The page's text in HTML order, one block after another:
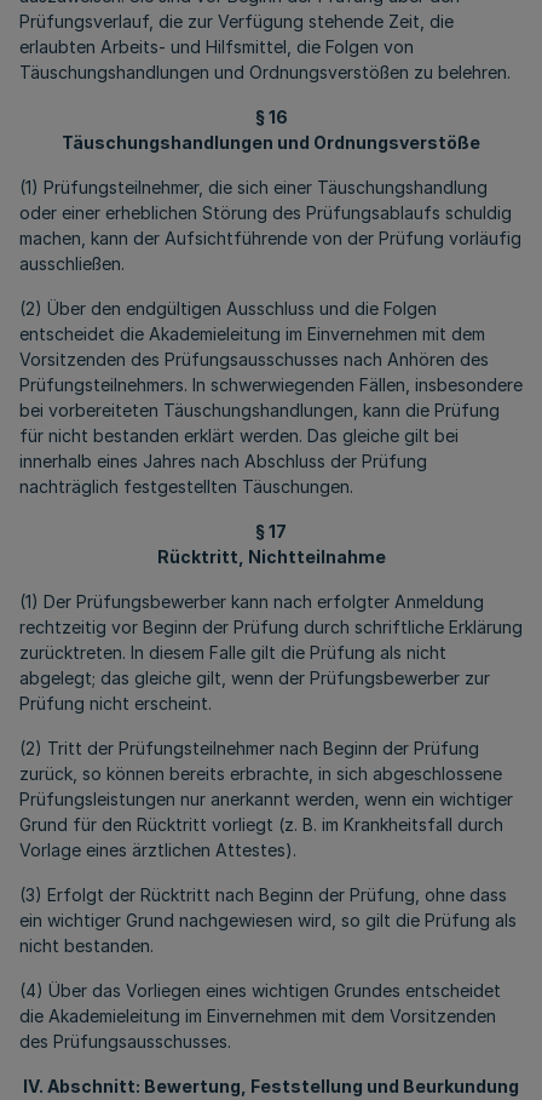
Prüfungsverlauf, die zur Verfügung stehende Zeit, die
erlaubten Arbeits- und Hilfsmittel, die Folgen von
Täuschungshandlungen und Ordnungsverstößen zu belehren.
§ 16
Täuschungshandlungen und Ordnungsverstöße
(1) Prüfungsteilnehmer, die sich einer Täuschungshandlung
oder einer erheblichen Störung des Prüfungsablaufs schuldig
machen, kann der Aufsichtführende von der Prüfung vorläufig
ausschließen.
(2) Über den endgültigen Ausschluss und die Folgen
entscheidet die Akademieleitung im Einvernehmen mit dem
Vorsitzenden des Prüfungsausschusses nach Anhören des
Prüfungsteilnehmers. In schwerwiegenden Fällen, insbesondere
bei vorbereiteten Täuschungshandlungen, kann die Prüfung
für nicht bestanden erklärt werden. Das gleiche gilt bei
innerhalb eines Jahres nach Abschluss der Prüfung
nachträglich festgestellten Täuschungen.
§ 17
Rücktritt, Nichtteilnahme
(1) Der Prüfungsbewerber kann nach erfolgter Anmeldung
rechtzeitig vor Beginn der Prüfung durch schriftliche Erklärung
zurücktreten. In diesem Falle gilt die Prüfung als nicht
abgelegt; das gleiche gilt, wenn der Prüfungsbewerber zur
Prüfung nicht erscheint.
(2) Tritt der Prüfungsteilnehmer nach Beginn der Prüfung
zurück, so können bereits erbrachte, in sich abgeschlossene
Prüfungsleistungen nur anerkannt werden, wenn ein wichtiger
Grund für den Rücktritt vorliegt (z. B. im Krankheitsfall durch
Vorlage eines ärztlichen Attestes).
(3) Erfolgt der Rücktritt nach Beginn der Prüfung, ohne dass
ein wichtiger Grund nachgewiesen wird, so gilt die Prüfung als
nicht bestanden.
(4) Über das Vorliegen eines wichtigen Grundes entscheidet
die Akademieleitung im Einvernehmen mit dem Vorsitzenden
des Prüfungsausschusses.
IV. Abschnitt: Bewertung, Feststellung und Beurkundung